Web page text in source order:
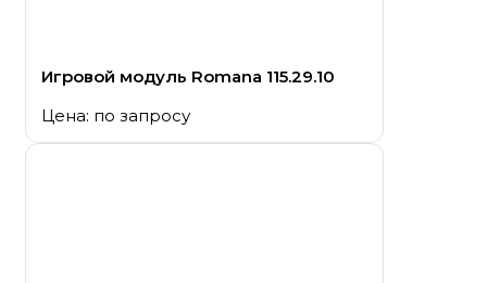
Игровой модуль Romana 115.29.10
Цена: по запросу